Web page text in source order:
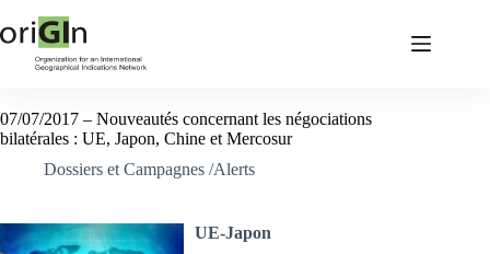
07/07/2017 – Nouveautés concernant les négociations
bilatérales : UE, Japon, Chine et Mercosur
Dossiers et Campagnes /Alerts
UE-Japon